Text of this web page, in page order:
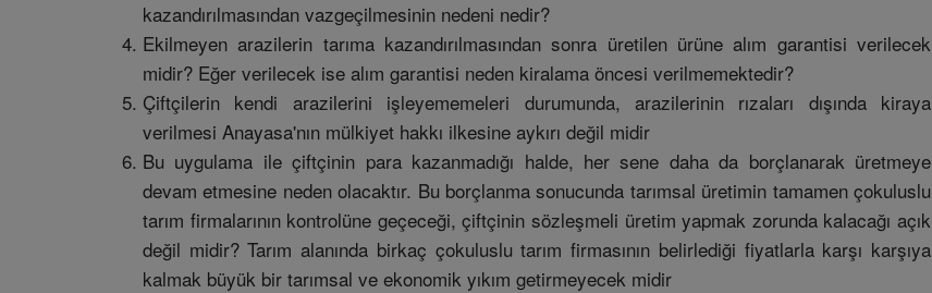
kazandırılmasından vazgeçilmesinin nedeni nedir?
Ekilmeyen arazilerin tarıma kazandırılmasından sonra üretilen ürüne alım garantisi verilecek
midir? Eğer verilecek ise alım garantisi neden kiralama öncesi verilmemektedir?
Çiftçilerin kendi arazilerini işleyememeleri durumunda, arazilerinin rızaları dışında kiraya
verilmesi Anayasa'nın mülkiyet hakkı ilkesine aykırı değil midir
Bu uygulama ile çiftçinin para kazanmadığı halde, her sene daha da borçlanarak üretmeye
devam etmesine neden olacaktır. Bu borçlanma sonucunda tarımsal üretimin tamamen çokuluslu
tarım firmalarının kontrolüne geçeceği, çiftçinin sözleşmeli üretim yapmak zorunda kalacağı açık
değil midir? Tarım alanında birkaç çokuluslu tarım firmasının belirlediği fiyatlarla karşı karşıya
kalmak büyük bir tarımsal ve ekonomik yıkım getirmeyecek midir